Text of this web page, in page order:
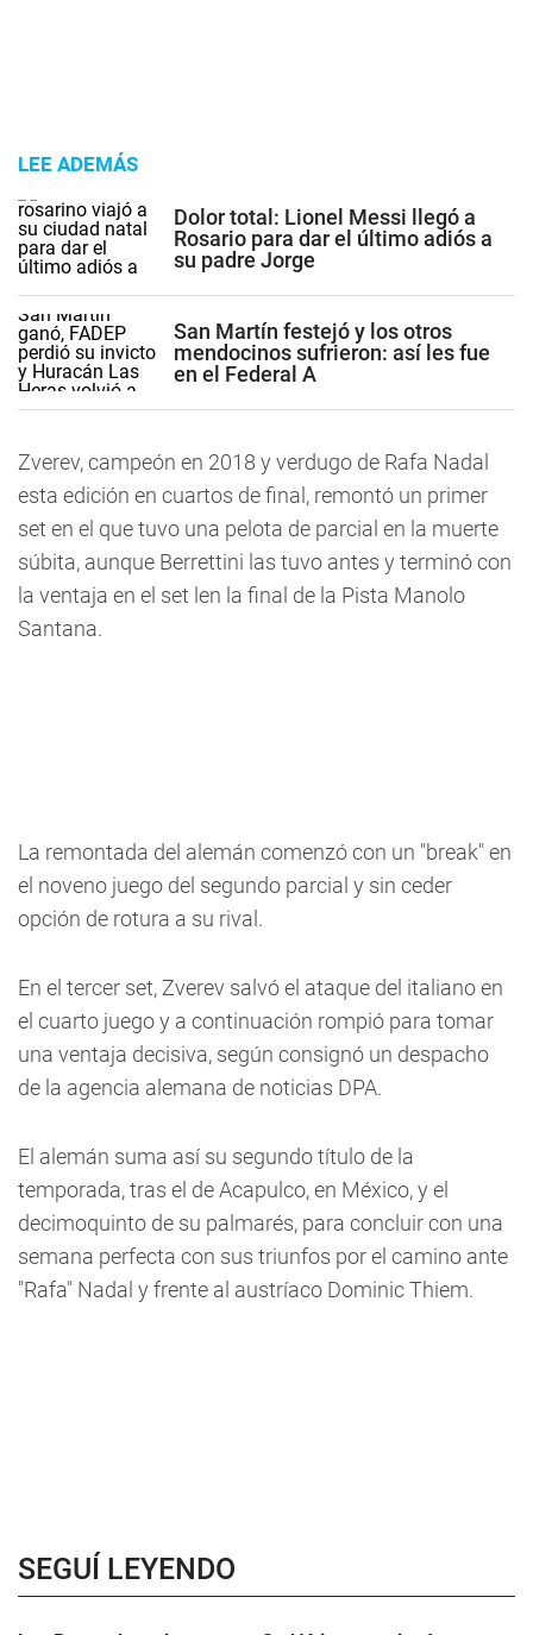
LEE ADEMÁS
Dolor total: Lionel Messi llegó a
Rosario para dar el último adiós a
su padre Jorge
San Martín festejó y los otros
mendocinos sufrieron: así les fue
en el Federal A
Zverev, campeón en 2018 y verdugo de Rafa Nadal
esta edición en cuartos de final, remontó un primer
set en el que tuvo una pelota de parcial en la muerte
súbita, aunque Berrettini las tuvo antes y terminó con
la ventaja en el set len la final de la Pista Manolo
Santana.
La remontada del alemán comenzó con un "break" en
el noveno juego del segundo parcial y sin ceder
opción de rotura a su rival.
En el tercer set, Zverev salvó el ataque del italiano en
el cuarto juego y a continuación rompió para tomar
una ventaja decisiva, según consignó un despacho
de la agencia alemana de noticias DPA.
El alemán suma así su segundo título de la
temporada, tras el de Acapulco, en México, y el
decimoquinto de su palmarés, para concluir con una
semana perfecta con sus triunfos por el camino ante
"Rafa" Nadal y frente al austríaco Dominic Thiem.
SEGUÍ LEYENDO